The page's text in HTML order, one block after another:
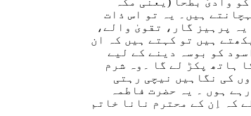
ہیں۔ یہ تو اس ذات
پرہیز گار، تقویٰ والے،
ہیں تو کہتے ہیں کہ ان
کو بوسہ دینے کے لیے
ہاتھ پکڑ لے گا ۔وہ شرم
کی نگاہیں نیچی رہتی
ہوں ۔ یہ حضرت فاطمہ
کہ اِن کے محترم نانا خاتم